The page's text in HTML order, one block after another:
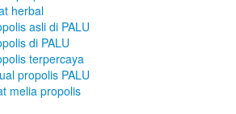
herbal
asli di PALU
di PALU
terpercaya
propolis PALU
melia propolis